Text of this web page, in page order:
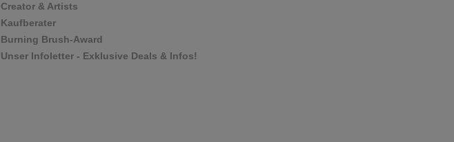
Creator & Artists
Kaufberater
Burning Brush-Award
Unser Infoletter - Exklusive Deals & Infos!